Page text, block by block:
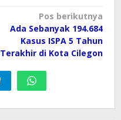
Pos berikutnya
Ada Sebanyak 194.684
Kasus ISPA 5 Tahun
Terakhir di Kota Cilegon